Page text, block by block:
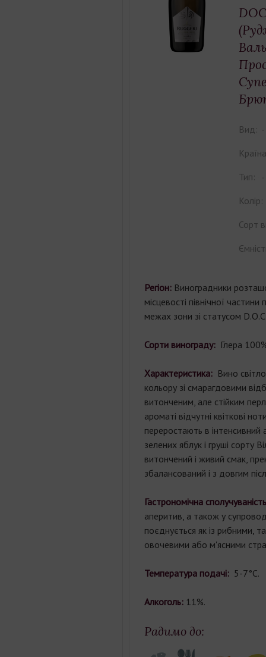
Вид:
Тип:
Колір:
Сорт
Регіон: Виноградники
місцевості північної частини
межах зони зі статусом
Сорти винограду: Глера
Характеристика: Вино
кольору зі смарагдовими
витонченим, але стійким
ароматі відчутні квіткові
переростають в інтенсивний
зелених яблук і груші сорту
витончений і живий смак,
збалансований і з довгим
Гастрономічна
аперитив, а також у
поєднується як із рибними,
овочевими або м'ясними
Температура подачі: 5-7°С.
Алкоголь: 11%.
Радимо до: